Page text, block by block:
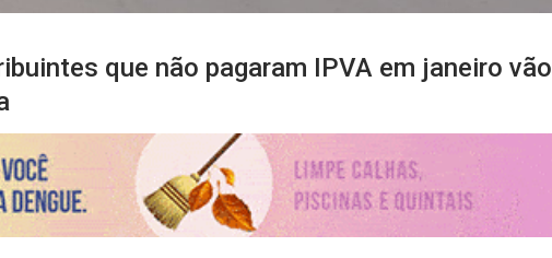
que não pagaram IPVA em janeiro vão